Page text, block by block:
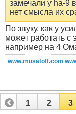
замечали у ha-9
нет смысла их
По звуку, как у
может работать
например на 4
www.musatoff.com
1 2 3